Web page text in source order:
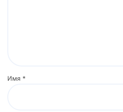
Имя *